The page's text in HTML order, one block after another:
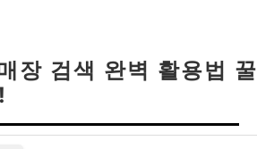
장 검색 완벽 활용법 꿀